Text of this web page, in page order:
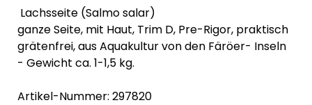
Lachsseite (Salmo salar)
ganze Seite, mit Haut, Trim D, Pre-Rigor, praktisch
grätenfrei, aus Aquakultur von den Färöer- Inseln
- Gewicht ca. 1-1,5 kg.
Artikel-Nummer: 297820